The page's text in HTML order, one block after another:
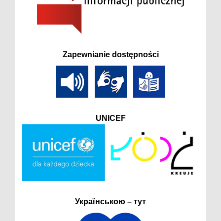
Zapewnianie dostępności
UNICEF
Українською – тут